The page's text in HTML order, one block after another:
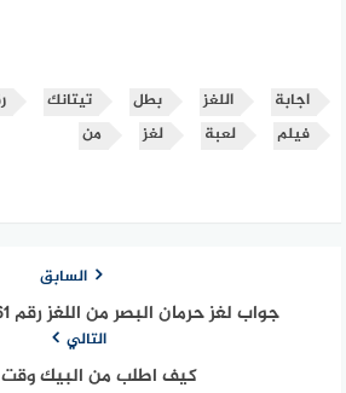
اجابة اللغز بطل تيتانك
فيلم
لعبة لغز من
السابق
جواب لغز حرمان البصر من اللغز رقم 61 من لعبة فطحل
التالي
كيف اطلب من البيك وقت